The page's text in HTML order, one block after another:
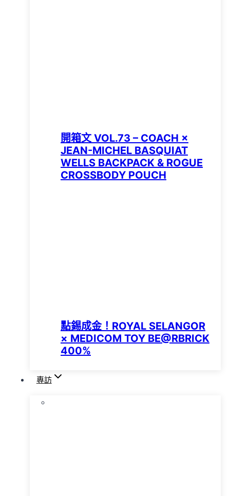
開箱文 VOL.73 – COACH ×
JEAN-MICHEL BASQUIAT
WELLS BACKPACK & ROGUE
CROSSBODY POUCH
點錫成金！ROYAL SELANGOR
× MEDICOM TOY BE@RBRICK
400%
專訪